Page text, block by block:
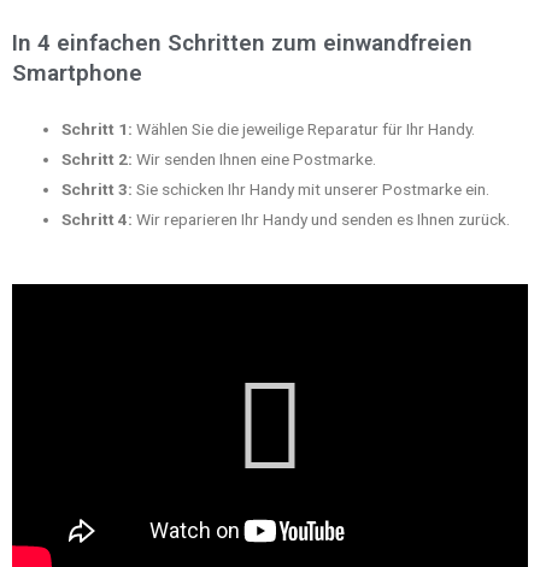
In 4 einfachen Schritten zum einwandfreien
Smartphone
Schritt 1: Wählen Sie die jeweilige Reparatur für Ihr Handy.
Schritt 2: Wir senden Ihnen eine Postmarke.
Schritt 3: Sie schicken Ihr Handy mit unserer Postmarke ein.
Schritt 4: Wir reparieren Ihr Handy und senden es Ihnen zurück.